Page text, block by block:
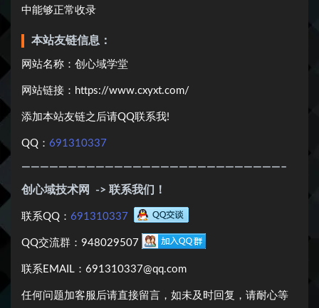
中能够正常收录
本站友链信息：
网站名称：创心域学堂
网站链接：https://www.cxyxt.com/
添加本站友链之后请QQ联系我!
QQ： 691310337
————————————————————————————–
创心域技术网 -> 联系我们！
联系QQ： 691310337
QQ交流群：948029507
联系EMAIL：691310337@qq.com
任何问题加客服后请直接留言，如未及时回复，请耐心等